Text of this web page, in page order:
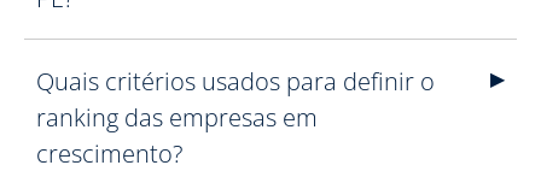
Quais critérios usados para definir o
ranking das empresas em
crescimento?